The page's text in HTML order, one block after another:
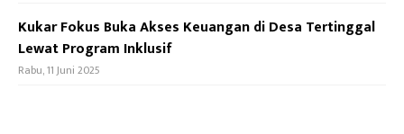
Kukar Fokus Buka Akses Keuangan di Desa Tertinggal
Lewat Program Inklusif
Rabu, 11 Juni 2025